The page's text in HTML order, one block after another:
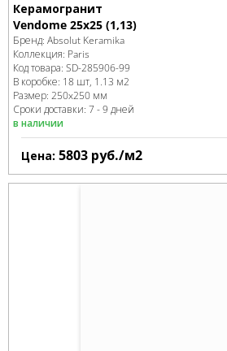
Керамогранит
Vendome 25x25 (1,13)
Бренд: Absolut Keramika
Коллекция: Paris
Код товара: SD-285906-99
В коробке: 18 шт, 1.13 м2
Размер: 250x250 мм
Сроки доставки: 7 - 9 дней
в наличии
Цена: 5803 руб./м2